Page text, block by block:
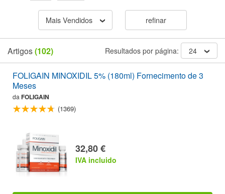
Mais Vendidos refinar
Artigos(102) Resultados por página: 24
FOLIGAIN MINOXIDIL 5% (180ml) Fornecimento de 3
Meses
daFOLIGAIN
(1369)
32,80 €
IVA incluido